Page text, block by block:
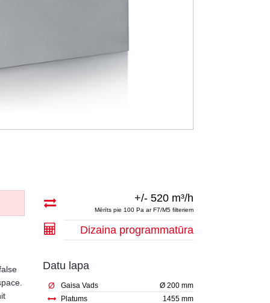
+/- 520 m³/h
Mērīts pie 100 Pa ar F7/M5 filteriem
Dizaina programmatūra
Datu lapa
Ø Gaisa Vads
Ø 200 mm
Platums
1455 mm